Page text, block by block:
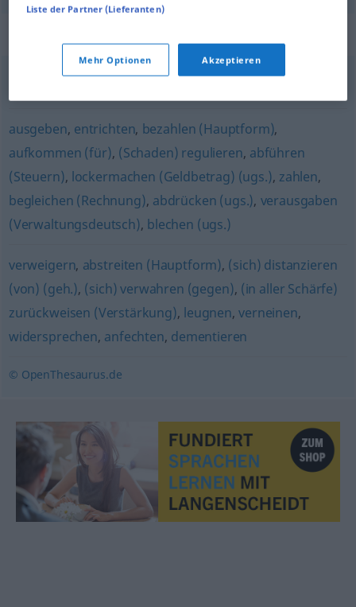
ausgeben, entrichten, bezahlen (Hauptform),
aufkommen (für), (Schaden) regulieren, abführen
(Steuern), lockermachen (Geldbetrag) (ugs.), zahlen,
begleichen (Rechnung), abdrücken (ugs.), verausgaben
(Verwaltungsdeutsch), blechen (ugs.)
verweigern, abstreiten (Hauptform), (sich) distanzieren
(von) (geh.), (sich) verwahren (gegen), (in aller Schärfe)
zurückweisen (Verstärkung), leugnen,verneinen,
widersprechen, anfechten, dementieren
© OpenThesaurus.de
Liste der Partner (Lieferanten)
Mehr Optionen Akzeptieren